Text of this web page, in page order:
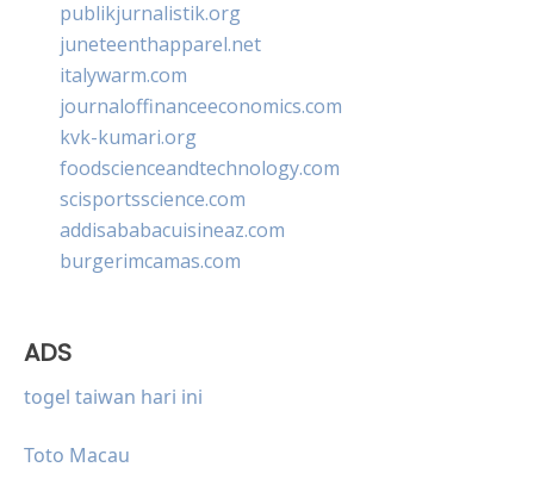
publikjurnalistik.org
juneteenthapparel.net
italywarm.com
journaloffinanceeconomics.com
kvk-kumari.org
foodscienceandtechnology.com
scisportsscience.com
addisababacuisineaz.com
burgerimcamas.com
ADS
togel taiwan hari ini
Toto Macau